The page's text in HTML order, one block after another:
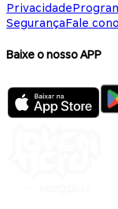
Privacidade
SegurançaFale
Baixe o nosso APP